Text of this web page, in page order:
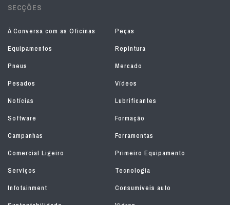
SECÇÕES
À Conversa com as Oficinas
Peças
Equipamentos
Repintura
Pneus
Mercado
Pesados
Vídeos
Notícias
Lubrificantes
Software
Formação
Campanhas
Ferramentas
Comercial Ligeiro
Primeiro Equipamento
Serviços
Tecnologia
Infotainment
Consumíveis auto